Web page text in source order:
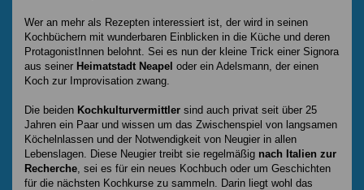
Wer an mehr als Rezepten interessiert ist, der wird in seinen
Kochbüchern mit wunderbaren Einblicken in die Küche und deren
ProtagonistInnen belohnt. Sei es nun der kleine Trick einer Signora
aus seiner Heimatstadt Neapel oder ein Adelsmann, der einen
Koch zur Improvisation zwang.
Die beiden Kochkulturvermittler sind auch privat seit über 25
Jahren ein Paar und wissen um das Zwischenspiel von langsamen
Köchelnlassen und der Notwendigkeit von Neugier in allen
Lebenslagen. Diese Neugier treibt sie regelmäßig nach Italien zur
Recherche , sei es für ein neues Kochbuch oder um Geschichten
für die nächsten Kochkurse zu sammeln. Darin liegt wohl das